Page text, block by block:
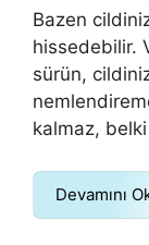
Bazen
hissedebilir.
sürün,
kalmaz,
Devamını